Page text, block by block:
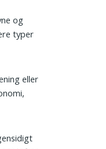
og
typer
eller